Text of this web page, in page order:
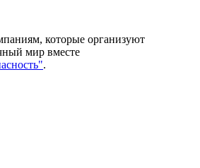
которые организуют
мир вместе
.